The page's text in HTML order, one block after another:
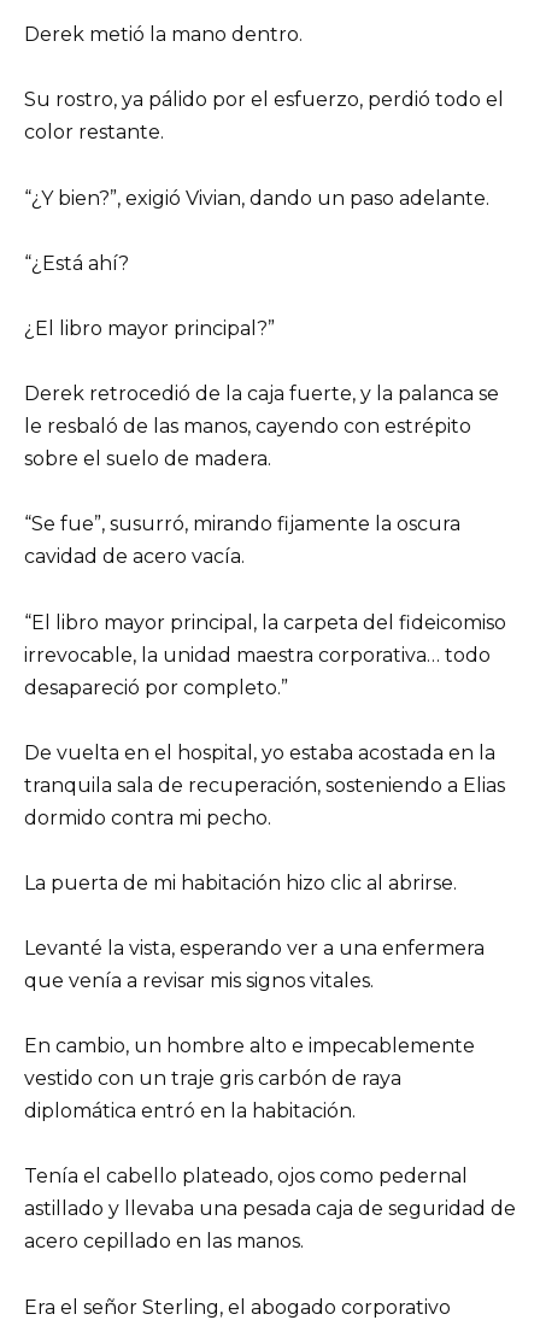
Derek metió la mano dentro.
Su rostro, ya pálido por el esfuerzo, perdió todo el
color restante.
“¿Y bien?”, exigió Vivian, dando un paso adelante.
“¿Está ahí?
¿El libro mayor principal?”
Derek retrocedió de la caja fuerte, y la palanca se
le resbaló de las manos, cayendo con estrépito
sobre el suelo de madera.
“Se fue”, susurró, mirando fijamente la oscura
cavidad de acero vacía.
“El libro mayor principal, la carpeta del fideicomiso
irrevocable, la unidad maestra corporativa… todo
desapareció por completo.”
De vuelta en el hospital, yo estaba acostada en la
tranquila sala de recuperación, sosteniendo a Elias
dormido contra mi pecho.
La puerta de mi habitación hizo clic al abrirse.
Levanté la vista, esperando ver a una enfermera
que venía a revisar mis signos vitales.
En cambio, un hombre alto e impecablemente
vestido con un traje gris carbón de raya
diplomática entró en la habitación.
Tenía el cabello plateado, ojos como pedernal
astillado y llevaba una pesada caja de seguridad de
acero cepillado en las manos.
Era el señor Sterling, el abogado corporativo